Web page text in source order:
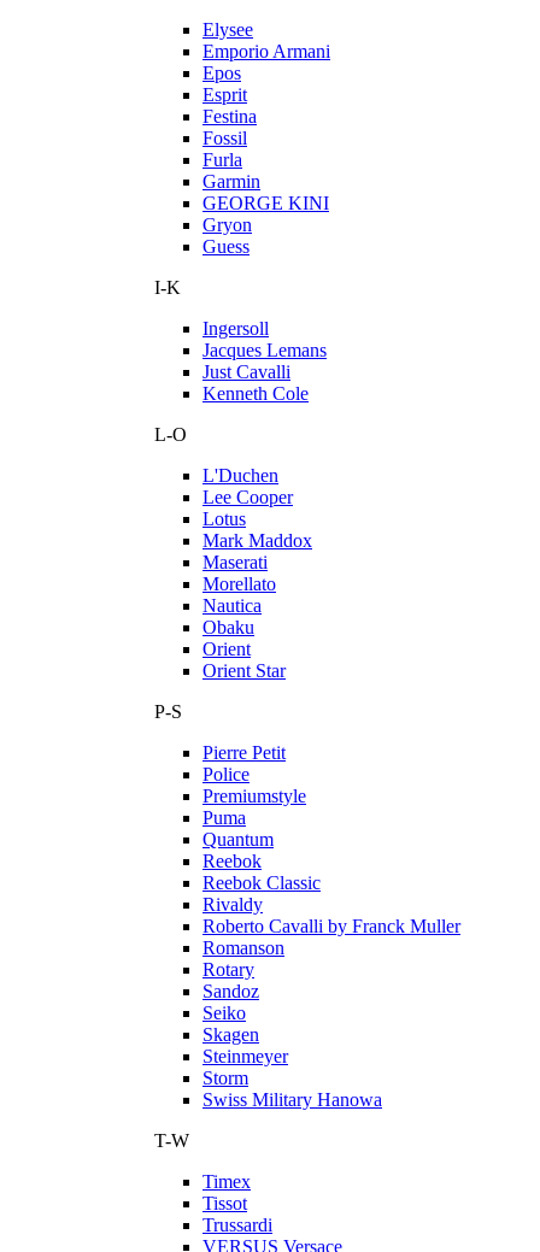
Elysee
Emporio Armani
Epos
Esprit
Festina
Fossil
Furla
Garmin
GEORGE KINI
Gryon
Guess
I-K
Ingersoll
Jacques Lemans
Just Cavalli
Kenneth Cole
L-O
L'Duchen
Lee Cooper
Lotus
Mark Maddox
Maserati
Morellato
Nautica
Obaku
Orient
Orient Star
P-S
Pierre Petit
Police
Premiumstyle
Puma
Quantum
Reebok
Reebok Classic
Rivaldy
Roberto Cavalli by Franck Muller
Romanson
Rotary
Sandoz
Seiko
Skagen
Steinmeyer
Storm
Swiss Military Hanowa
T-W
Timex
Tissot
Trussardi
VERSUS Versace